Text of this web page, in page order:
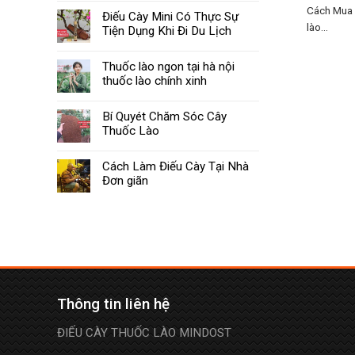
Điếu Cày Mini Có Thực Sự
Tiện Dụng Khi Đi Du Lịch
Thuốc lào ngon tại hà nội
thuốc lào chính xinh
Bí Quyét Chăm Sóc Cây
Thuốc Lào
Cách Làm Điếu Cày Tại Nhà
Đơn giãn
Cách
lào...
Thông tin liên hệ
ĐIẾU CÀY THUỐC LÀO MINDOST